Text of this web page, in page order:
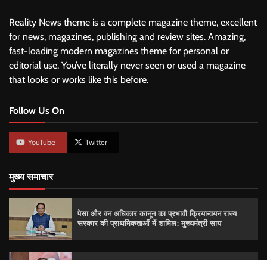
Reality News theme is a complete magazine theme, excellent
for news, magazines, publishing and review sites. Amazing,
fast-loading modern magazines theme for personal or
editorial use. You’ve literally never seen or used a magazine
that looks or works like this before.
Follow Us On
YouTube Twitter
मुख्य समाचार
पेसा और वन अधिकार कानून का प्रभावी क्रियान्वयन राज्य
सरकार की प्राथमिकताओं में शामिल: मुख्यमंत्री साय